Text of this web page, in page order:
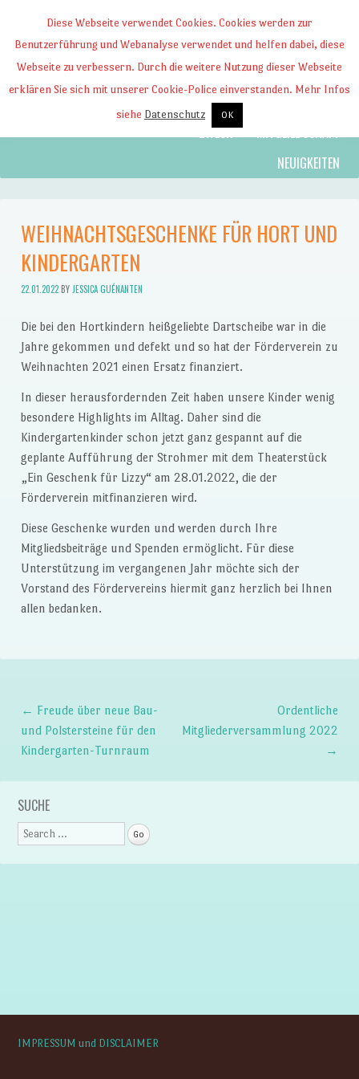
Förderverein der
KiTa Selma-
Lagerlöf-Haus
in Darmstadt-Arheilgen
Skip to content
SPENDEN
MITGLIEDSCHAFT
ZWECK
NEUIGKEITEN
WEIHNACHTSGESCHENKE FÜR HORT UND
KINDERGARTEN
22.01.2022BY JESSICA GUÉNANTEN
Die bei den Hortkindern heißgeliebte Dartscheibe war in die
Jahre gekommen und defekt und so hat der Förderverein zu
Weihnachten 2021 einen Ersatz finanziert.
In dieser herausfordernden Zeit haben unsere Kinder wenig
besondere Highlights im Alltag. Daher sind die
Kindergartenkinder schon jetzt ganz gespannt auf die
geplante Aufführung der Strohmer mit dem Theaterstück
„Ein Geschenk für Lizzy“ am 28.01.2022, die der
Förderverein mitfinanzieren wird.
Diese Geschenke wurden und werden durch Ihre
Mitgliedsbeiträge und Spenden ermöglicht. Für diese
Unterstützung im vergangenen Jahr möchte sich der
Vorstand des Fördervereins hiermit ganz herzlich bei Ihnen
allen bedanken.
Post navigation
← Freude über neue Bau-
und Polstersteine für den
Kindergarten-Turnraum
Ordentliche
Mitgliederversammlung 2022
→
SUCHE
Search
IMPRESSUM und DISCLAIMER
Diese Webseite verwendet Cookies. Cookies werden zur
Benutzerführung und Webanalyse verwendet und helfen dabei, diese
Webseite zu verbessern. Durch die weitere Nutzung dieser Webseite
erklären Sie sich mit unserer Cookie-Police einverstanden. Mehr Infos
siehe Datenschutz OK